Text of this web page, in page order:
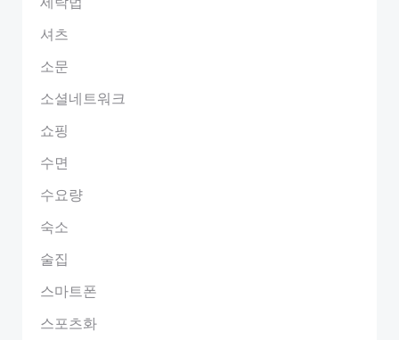
셔츠
소문
소셜네트워크
쇼핑
수면
수요량
숙소
술집
스마트폰
스포츠화